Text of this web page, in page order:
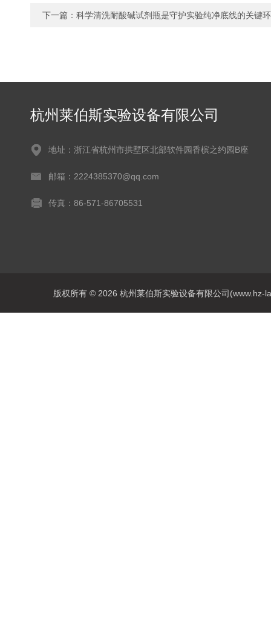
下一篇： 科学清洗耐酸碱试剂瓶是守护实验纯净底线的关键
杭州莱伯斯实验设备有限公司
地址：浙江省杭州市拱墅区北部软件园香槟之约园B座
邮箱：2224385370@qq.com
传真：86-571-86705531
版权所有 © 2026 杭州莱伯斯实验设备有限公司